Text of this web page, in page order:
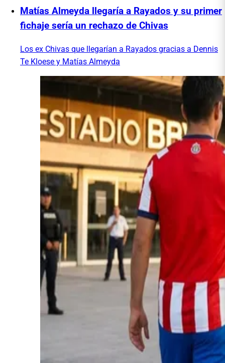
Matías Almeyda llegaría a Rayados y su primer
fichaje sería un rechazo de Chivas
Los ex Chivas que llegarían a Rayados gracias a Dennis
Te Kloese y Matías Almeyda